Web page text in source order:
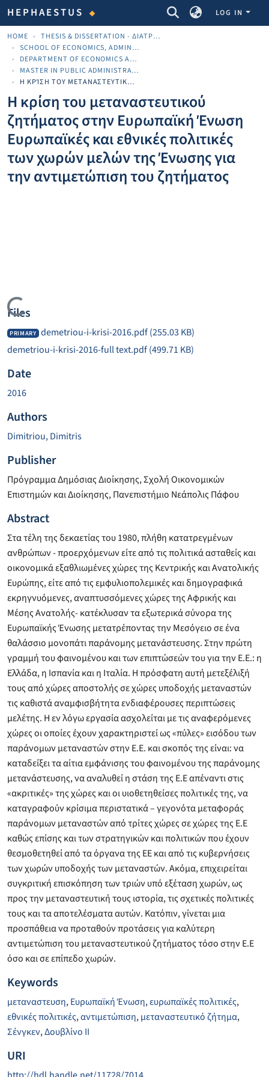
HEPHAESTUS COMMUNITIES & COLLECTIONS
LOG IN
HOME
THESIS & DISSERTATION - ΔΙΑΤΡΙΒΈΣ & ΔΙΔΑΚΤΟΡΙΚΈΣ
SCHOOL OF ECONOMICS, ADMINISTRATION AND COMPUTER SCIENCE
DEPARTMENT OF ECONOMICS AND BUSINESS
MASTER IN PUBLIC ADMINISTRATION (MPA)
Η ΚΡΊΣΗ ΤΟΥ ΜΕΤΑΝΑΣΤΕΥΤΙΚΟΎ ΖΗΤΉΜΑΤΟΣ ΣΤΗΝ ΕΥΡΩΠΑΪΚΉ ΈΝΩΣΗ ΕΥΡΩΠΑΪΚΈΣ ΚΑΙ ΕΘΝΙΚΈΣ ΠΟΛΙΤΙΚΈΣ ΤΩΝ ΧΩΡΏΝ ΜΕΛΏΝ ΤΗΣ ΈΝΩΣΗΣ ΓΙΑ ΤΗΝ ΑΝΤΙΜΕΤΏΠΙΣΗ ΤΟΥ ΖΗΤΉΜΑΤΟΣ
Η κρίση του μεταναστευτικού
ζητήματος στην Ευρωπαϊκή Ένωση
Ευρωπαϊκές και εθνικές πολιτικές
των χωρών μελών της Ένωσης για
την αντιμετώπιση του ζητήματος
Loading...
Files
PRIMARY demetriou-i-krisi-2016.pdf(255.03 KB)
demetriou-i-krisi-2016-full text.pdf(499.71 KB)
Date
2016
Authors
Dimitriou, Dimitris
Publisher
Πρόγραμμα Δημόσιας Διοίκησης, Σχολή Οικονομικών
Επιστημών και Διοίκησης, Πανεπιστήμιο Νεάπολις Πάφου
Abstract
Στα τέλη της δεκαετίας του 1980, πλήθη κατατρεγμένων
ανθρώπων - προερχόμενων είτε από τις πολιτικά ασταθείς και
οικονομικά εξαθλιωμένες χώρες της Κεντρικής και Ανατολικής
Ευρώπης, είτε από τις εμφυλιοπολεμικές και δημογραφικά
εκρηγνυόμενες, αναπτυσσόμενες χώρες της Αφρικής και
Μέσης Ανατολής- κατέκλυσαν τα εξωτερικά σύνορα της
Ευρωπαϊκής Ένωσης μετατρέποντας την Μεσόγειο σε ένα
θαλάσσιο μονοπάτι παράνομης μετανάστευσης. Στην πρώτη
γραμμή του φαινομένου και των επιπτώσεών του για την Ε.Ε.: η
Ελλάδα, η Ισπανία και η Ιταλία. Η πρόσφατη αυτή μετεξέλιξή
τους από χώρες αποστολής σε χώρες υποδοχής μεταναστών
τις καθιστά αναμφισβήτητα ενδιαφέρουσες περιπτώσεις
μελέτης. Η εν λόγω εργασία ασχολείται με τις αναφερόμενες
χώρες οι οποίες έχουν χαρακτηριστεί ως «πύλες» εισόδου των
παράνομων μεταναστών στην Ε.Ε. και σκοπός της είναι: να
καταδείξει τα αίτια εμφάνισης του φαινομένου της παράνομης
μετανάστευσης, να αναλυθεί η στάση της Ε.Ε απέναντι στις
«ακριτικές» της χώρες και οι υιοθετηθείσες πολιτικές της, να
καταγραφούν κρίσιμα περιστατικά – γεγονότα μεταφοράς
παράνομων μεταναστών από τρίτες χώρες σε χώρες της Ε.Ε
καθώς επίσης και των στρατηγικών και πολιτικών που έχουν
θεσμοθετηθεί από τα όργανα της ΕΕ και από τις κυβερνήσεις
των χωρών υποδοχής των μεταναστών. Ακόμα, επιχειρείται
συγκριτική επισκόπηση των τριών υπό εξέταση χωρών, ως
προς την μεταναστευτική τους ιστορία, τις σχετικές πολιτικές
τους και τα αποτελέσματα αυτών. Κατόπιν, γίνεται μια
προσπάθεια να προταθούν προτάσεις για καλύτερη
αντιμετώπιση του μεταναστευτικού ζητήματος τόσο στην Ε.Ε
όσο και σε επίπεδο χωρών.
Keywords
μεταναστευση,Ευρωπαϊκή Ένωση,ευρωπαϊκές πολιτικές,
εθνικές πολιτικές,αντιμετώπιση,μεταναστευτικό ζήτημα,
Σένγκεν,Δουβλίνο ΙΙ
URI